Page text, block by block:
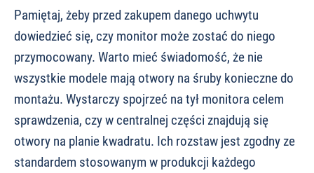
Pamiętaj, żeby przed zakupem danego uchwytu
dowiedzieć się, czy monitor może zostać do niego
przymocowany. Warto mieć świadomość, że nie
wszystkie modele mają otwory na śruby konieczne do
montażu. Wystarczy spojrzeć na tył monitora celem
sprawdzenia, czy w centralnej części znajdują się
otwory na planie kwadratu. Ich rozstaw jest zgodny ze
standardem stosowanym w produkcji każdego